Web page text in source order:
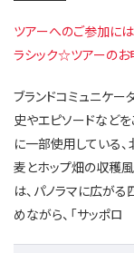
ツアーへのご参加に
ラシック☆ツアーのお
ブランドコミュニケー
史やエピソードなど
に一部使用している
麦とホップ畑の収穫
は、パノラマに広がる
めながら、「サッポロ